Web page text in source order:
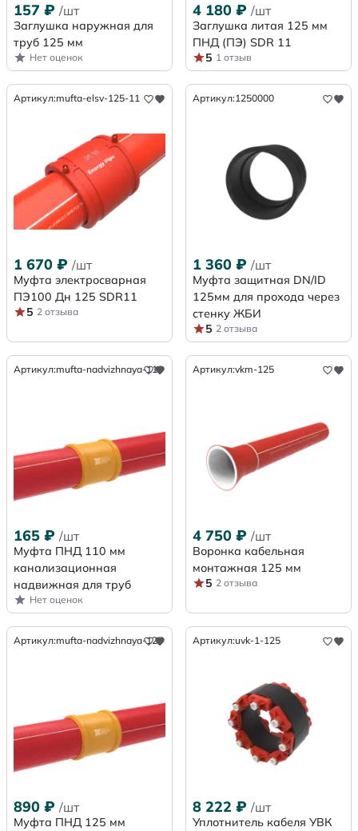
157 ₽ /шт
Заглушка наружная для
труб 125 мм
Нет оценок
4 180 ₽ /шт
Заглушка литая 125 мм
ПНД (ПЭ) SDR 11
5 1 отзыв
Артикул:mufta-elsv-125-11
1 670 ₽ /шт
Муфта электросварная
ПЭ100 Дн 125 SDR11
5 2 отзыва
Артикул:1250000
1 360 ₽ /шт
Муфта защитная DN/ID
125мм для прохода через
стенку ЖБИ
5 2 отзыва
Артикул:mufta-nadvizhnaya-110
165 ₽ /шт
Муфта ПНД 110 мм
канализационная
надвижная для труб
Нет оценок
Артикул:vkm-125
4 750 ₽ /шт
Воронка кабельная
монтажная 125 мм
5 2 отзыва
Артикул:mufta-nadvizhnaya-125
890 ₽ /шт
Муфта ПНД 125 мм
Артикул:uvk-1-125
8 222 ₽ /шт
Уплотнитель кабеля УВК